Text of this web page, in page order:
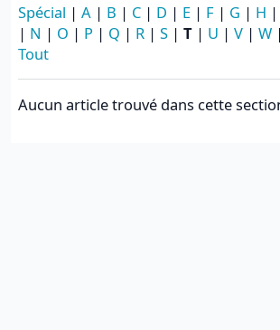
Spécial | A | B | C | D | E | F | G | H |
| N | O | P | Q | R | S | T | U | V | W |
Tout
Aucun article trouvé dans cette